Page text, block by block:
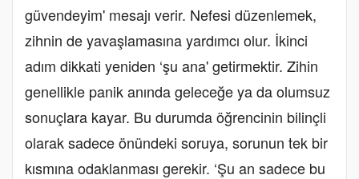
güvendeyim' mesajı verir. Nefesi düzenlemek,
zihnin de yavaşlamasına yardımcı olur. İkinci
adım dikkati yeniden ‘şu ana' getirmektir. Zihin
genellikle panik anında geleceğe ya da olumsuz
sonuçlara kayar. Bu durumda öğrencinin bilinçli
olarak sadece önündeki soruya, sorunun tek bir
kısmına odaklanması gerekir. ‘Şu an sadece bu